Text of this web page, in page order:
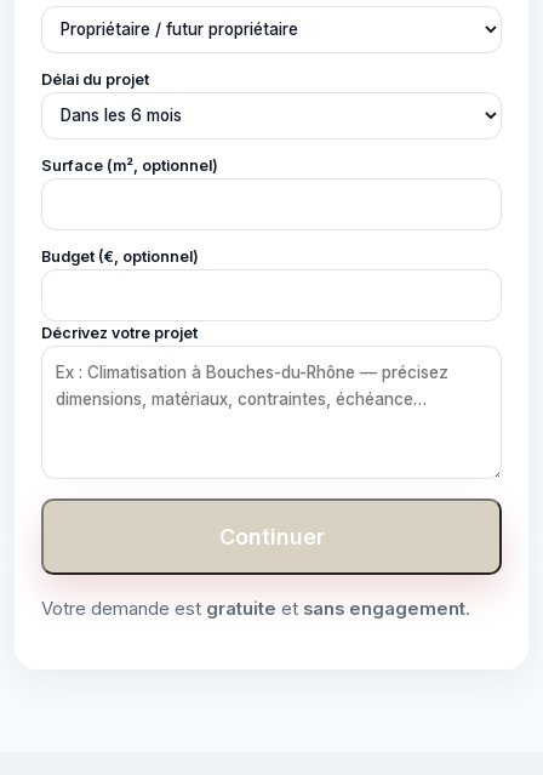
Délai du projet
Surface (m², optionnel)
Budget (€, optionnel)
Décrivez votre projet
Continuer
Votre demande est gratuite et sans engagement.